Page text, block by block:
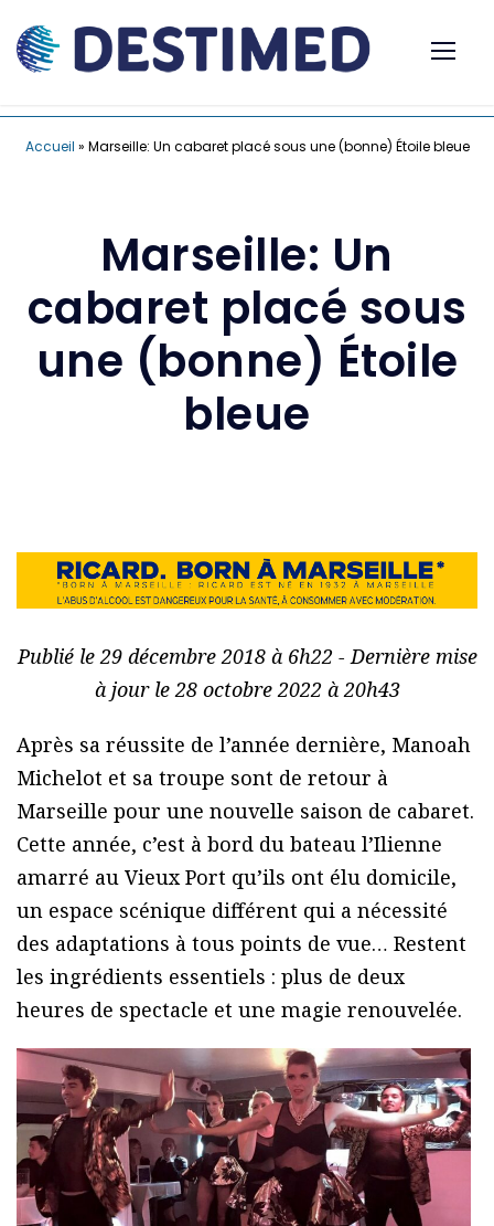
Accueil » Marseille: Un cabaret placé sous une (bonne) Étoile bleue
Marseille: Un
cabaret placé sous
une (bonne) Étoile
bleue
Publié le 29 décembre 2018 à 6h22 - Dernière mise
à jour le 28 octobre 2022 à 20h43
Après sa réussite de l’année dernière, Manoah
Michelot et sa troupe sont de retour à
Marseille pour une nouvelle saison de cabaret.
Cette année, c’est à bord du bateau l’Ilienne
amarré au Vieux Port qu’ils ont élu domicile,
un espace scénique différent qui a nécessité
des adaptations à tous points de vue… Restent
les ingrédients essentiels : plus de deux
heures de spectacle et une magie renouvelée.